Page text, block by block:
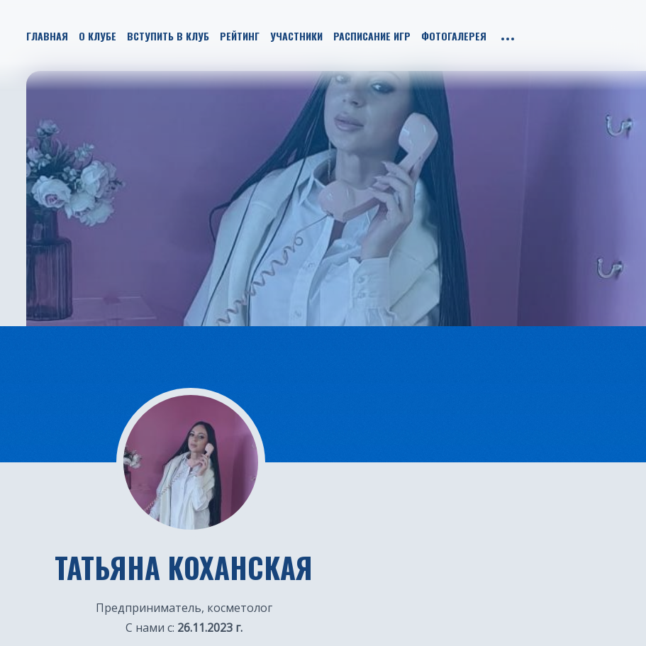
ГЛАВНАЯ О КЛУБЕ ВСТУПИТЬ В КЛУБ РЕЙТИНГ УЧАСТНИКИ РАСПИСАНИЕ ИГР ФОТОГАЛЕРЕЯ
ТАТЬЯНА КОХАНСКАЯ
Предприниматель, косметолог
С нами с: 26.11.2023 г.